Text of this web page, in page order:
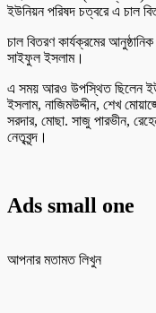
ইউনিয়ন পরিষদ চত্বরে এ চাল
চাল বিতরণ কার্যক্রমের
সাইফুল ইসলাম।
এ সময় আরও উপস্থিত ছিলেন
ইসলাম, নাজিমউদ্দীন, শেখ
সরদার, মোছা. সাজু পারভীন,
নেতৃবৃন্দ।
Ads small one
আপনার মতামত লিখুন